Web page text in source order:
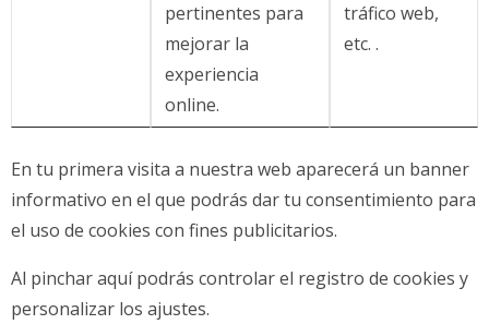
pertinentes para
mejorar la
experiencia
online.
tráfico web,
etc. .
En tu primera visita a nuestra web aparecerá un banner
informativo en el que podrás dar tu consentimiento para
el uso de cookies con fines publicitarios.
Al pinchar aquí podrás controlar el registro de cookies y
personalizar los ajustes.